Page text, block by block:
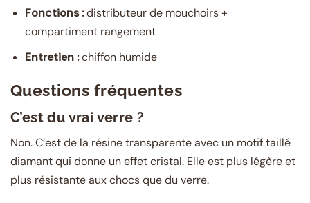
Fonctions :distributeur de mouchoirs +
compartiment rangement
Entretien :chiffon humide
Questions fréquentes
C’est du vrai verre ?
Non. C’est de la résine transparente avec un motif taillé
diamant qui donne un effet cristal. Elle est plus légère et
plus résistante aux chocs que du verre.